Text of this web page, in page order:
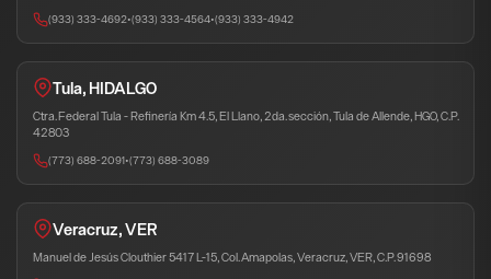
(933) 333-4692•(933) 333-4564•(933) 333-4942
Tula, HIDALGO
Ctra. Federal Tula - Refinería Km 4.5, El Llano, 2da. sección, Tula de Allende, HGO, C.P.
42803
(773) 688-2091•(773) 688-3089
Veracruz, VER
Manuel de Jesús Clouthier 5417 L-15, Col. Amapolas, Veracruz, VER, C.P. 91698